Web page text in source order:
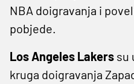
NBA doigravanja i
pobjede.
Los Angeles Lakers su
kruga doigravanja